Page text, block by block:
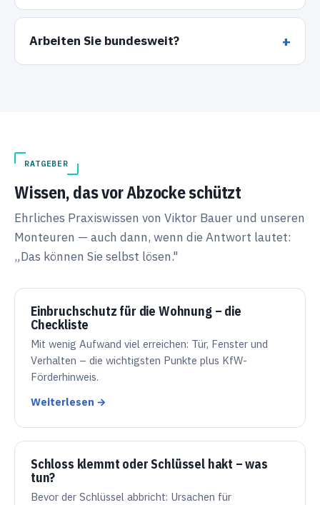
Arbeiten Sie bundesweit?
RATGEBER
Wissen, das vor Abzocke schützt
Ehrliches Praxiswissen von Viktor Bauer und unseren
Monteuren — auch dann, wenn die Antwort lautet:
„Das können Sie selbst lösen."
Einbruchschutz für die Wohnung – die
Checkliste
Mit wenig Aufwand viel erreichen: Tür, Fenster und
Verhalten – die wichtigsten Punkte plus KfW-
Förderhinweis.
Weiterlesen →
Schloss klemmt oder Schlüssel hakt – was
tun?
Bevor der Schlüssel abbricht: Ursachen für